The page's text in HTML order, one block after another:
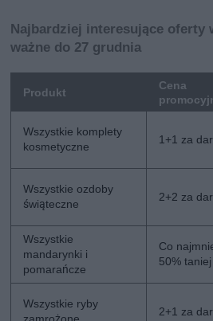
Najbardziej interesujące oferty
ważne do 27 grudnia
Produkt
Cena
Wszystkie komplety
kosmetyczne
1+1 za
Wszystkie ozdoby
świąteczne
2+2 za
Wszystkie
mandarynki i
pomarańcze
Co
50% taniej
Wszystkie ryby
zamrożone
2+1 za